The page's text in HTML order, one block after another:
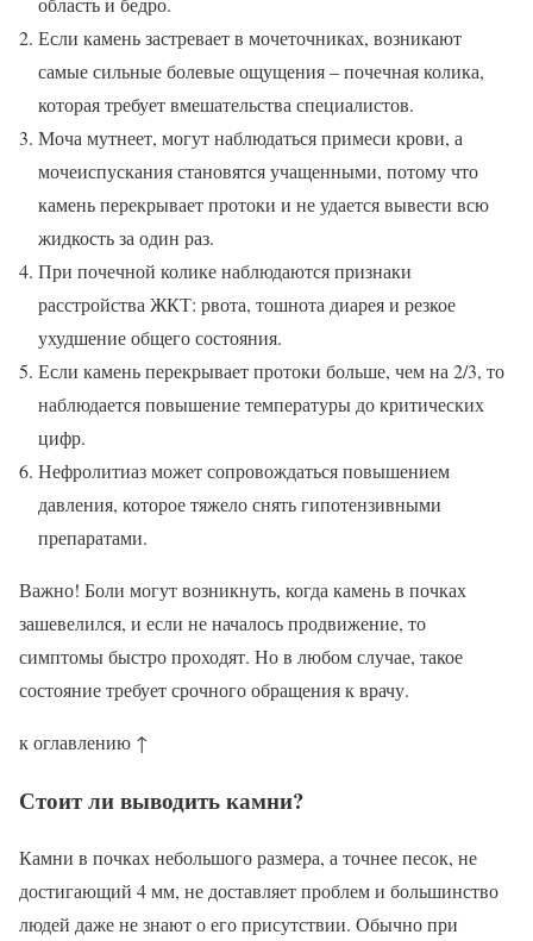
Если камень застревает в мочеточниках, возникают
самые сильные болевые ощущения – почечная колика,
которая требует вмешательства специалистов.
Моча мутнеет, могут наблюдаться примеси крови, а
мочеиспускания становятся учащенными, потому что
камень перекрывает протоки и не удается вывести всю
жидкость за один раз.
При почечной колике наблюдаются признаки
расстройства ЖКТ: рвота, тошнота диарея и резкое
ухудшение общего состояния.
Если камень перекрывает протоки больше, чем на 2/3, то
наблюдается повышение температуры до критических
цифр.
Нефролитиаз может сопровождаться повышением
давления, которое тяжело снять гипотензивными
препаратами.
Важно! Боли могут возникнуть, когда камень в почках
зашевелился, и если не началось продвижение, то
симптомы быстро проходят. Но в любом случае, такое
состояние требует срочного обращения к врачу.
к оглавлению ↑
Стоит ли выводить камни?
Камни в почках небольшого размера, а точнее песок, не
достигающий 4 мм, не доставляет проблем и большинство
людей даже не знают о его присутствии. Обычно при